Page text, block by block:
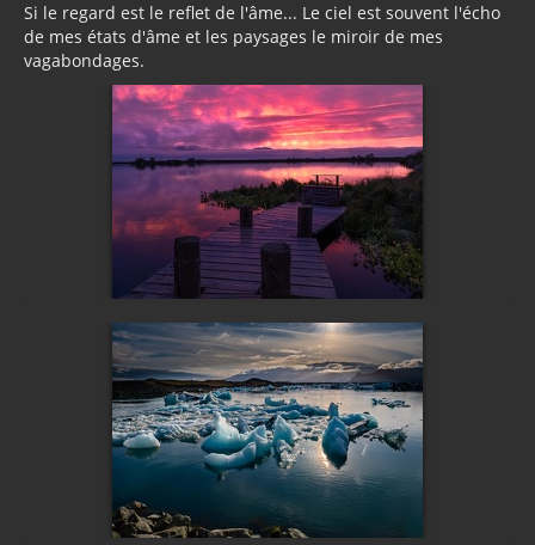
Si le regard est le reflet de l'âme... Le ciel est souvent l'écho
de mes états d'âme et les paysages le miroir de mes
vagabondages.